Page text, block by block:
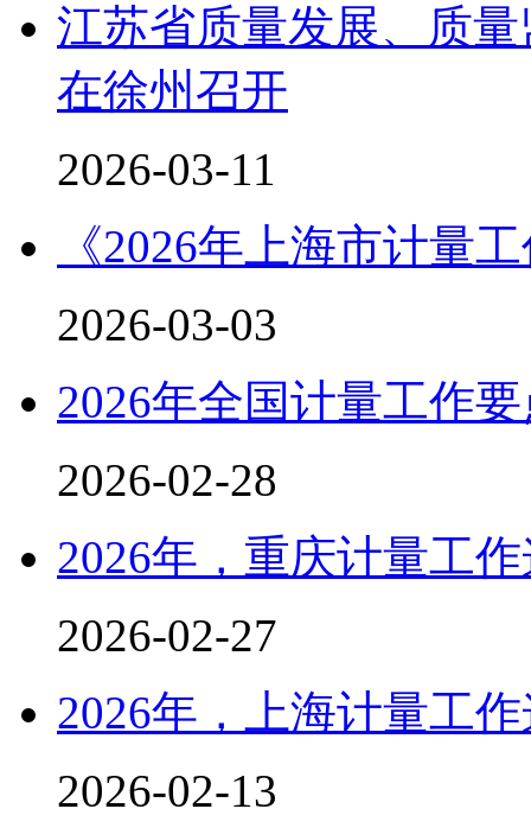
江苏省质量发展、质
在徐州召开
2026-03-11
《2026年上海市计量
2026-03-03
2026年全国计量工作
2026-02-28
​2026年，重庆计量工
2026-02-27
​2026年，上海计量工
2026-02-13